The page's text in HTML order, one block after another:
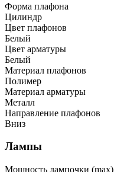
Форма плафона
Цилиндр
Цвет плафонов
Белый
Цвет арматуры
Белый
Материал плафонов
Полимер
Материал арматуры
Металл
Направление плафонов
Вниз
Лампы
Мощность лампочки (max)